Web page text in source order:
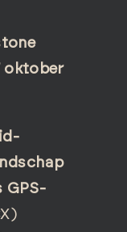
oktober
GPS-